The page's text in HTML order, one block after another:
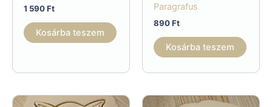
1 590Ft
Kosárba teszem
Paragrafus
890Ft
Kosárba teszem